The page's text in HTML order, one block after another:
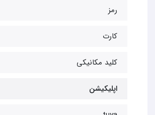
رمز
کارت
کلید مکانیکی
اپلیکیشن